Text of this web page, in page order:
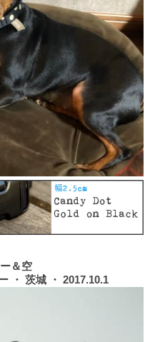
＆空
・ 茨城 ・ 2017.10.1